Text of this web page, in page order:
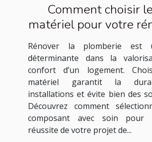
Comment choisir
matériel pour votre
de plomberie ?
Rénover la plomberie est
déterminante dans la
confort d’un logement.
matériel garantit la
installations et évite bien des
Découvrez comment
composant avec soin pour
réussite de votre projet de...